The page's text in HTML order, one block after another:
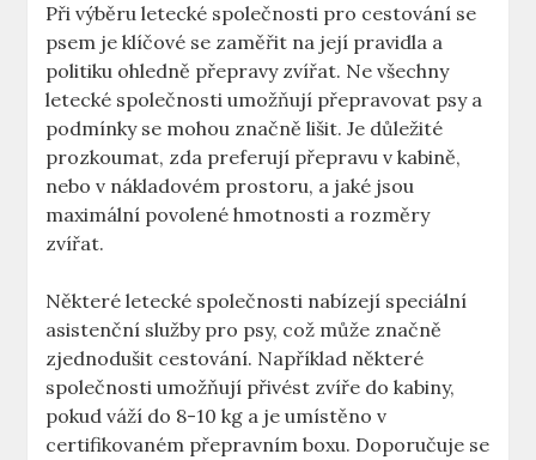
Při výběru letecké společnosti pro cestování se
psem je klíčové se zaměřit na její pravidla a
politiku ohledně přepravy zvířat. Ne všechny
letecké společnosti umožňují přepravovat psy a
podmínky se mohou značně lišit. Je důležité
prozkoumat, zda preferují přepravu v kabině,
nebo v nákladovém prostoru, a jaké jsou
maximální povolené hmotnosti a rozměry
zvířat.
Některé letecké společnosti nabízejí speciální
asistenční služby pro psy, což může značně
zjednodušit cestování. Například některé
společnosti umožňují přivést zvíře do kabiny,
pokud váží do 8-10 kg a je umístěno v
certifikovaném přepravním boxu. Doporučuje se